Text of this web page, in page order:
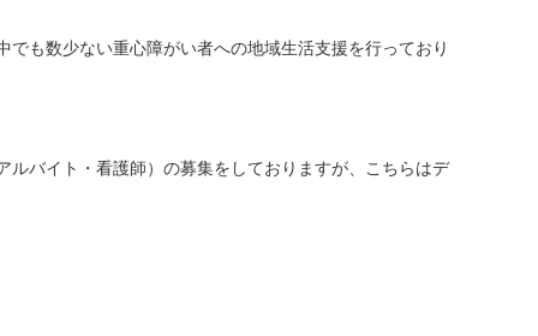
も数少ない重心障がい者への地域生活支援を行っており
バイト・看護師）の募集をしておりますが、こちらはデ